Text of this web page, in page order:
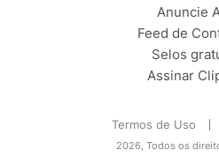
Anuncie
Feed de
Selos
Assinar
Termos de Uso
2026, Todos os